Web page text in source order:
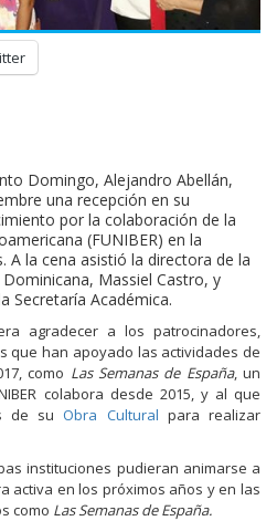
Domingo, Alejandro Abellán,
una recepción en su
por la colaboración de la
(FUNIBER) en la
A la cena asistió la directora de la
Dominicana, Massiel Castro, y
Secretaría Académica.
agradecer a los patrocinadores,
que han apoyado las actividades de
como Las Semanas de España, un
colabora desde 2015, y al que
de suObra Cultural para realizar
instituciones pudieran animarse a
activa en los próximos años y en las
como Las Semanas de España.